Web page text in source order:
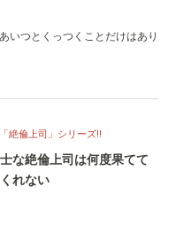
いつとくっつくことだけはあり
絶倫上司」シリーズ!!
な絶倫上司は何度果てて
れない